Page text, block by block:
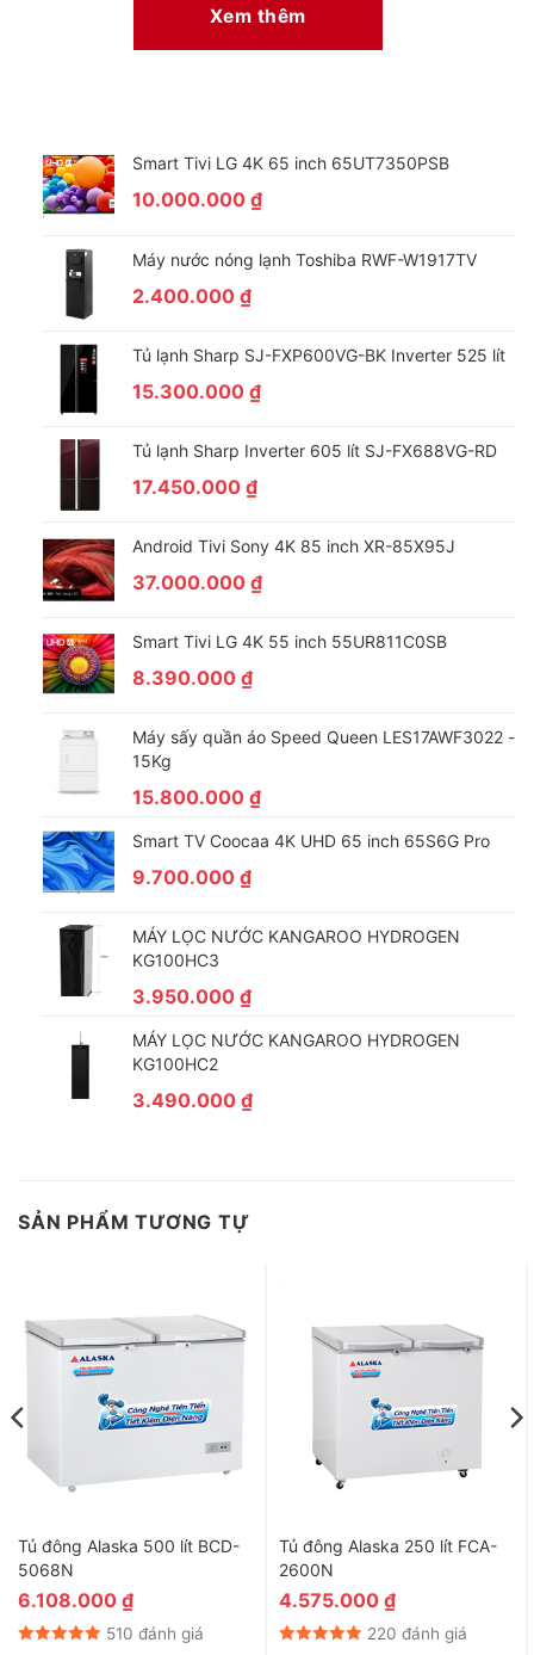
Xem thêm
Smart Tivi LG 4K 65 inch 65UT7350PSB
10.000.000 ₫
Máy nước nóng lạnh Toshiba RWF-W1917TV
2.400.000 ₫
Tủ lạnh Sharp SJ-FXP600VG-BK Inverter 525 lít
15.300.000 ₫
Tủ lạnh Sharp Inverter 605 lít SJ-FX688VG-RD
17.450.000 ₫
Android Tivi Sony 4K 85 inch XR-85X95J
37.000.000 ₫
Smart Tivi LG 4K 55 inch 55UR811C0SB
8.390.000 ₫
Máy sấy quần áo Speed Queen LES17AWF3022 -
15Kg
15.800.000 ₫
Smart TV Coocaa 4K UHD 65 inch 65S6G Pro
9.700.000 ₫
MÁY LỌC NƯỚC KANGAROO HYDROGEN
KG100HC3
3.950.000 ₫
MÁY LỌC NƯỚC KANGAROO HYDROGEN
KG100HC2
3.490.000 ₫
SẢN PHẨM TƯƠNG TỰ
Tủ đông Alaska 500 lít BCD-
5068N
6.108.000 ₫
510 đánh giá
Tủ đông Alaska 250 lít FCA-
2600N
4.575.000 ₫
220 đánh giá